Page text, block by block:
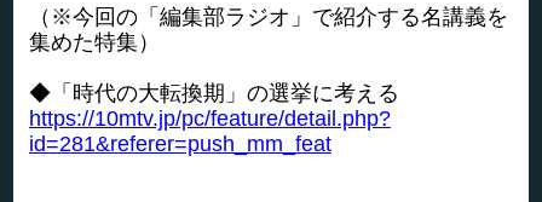
（※今回の「編集部ラジオ」で紹介する名講義を
集めた特集）
◆「時代の大転換期」の選挙に考える
https://10mtv.jp/pc/feature/detail.php?
id=281&referer=push_mm_feat